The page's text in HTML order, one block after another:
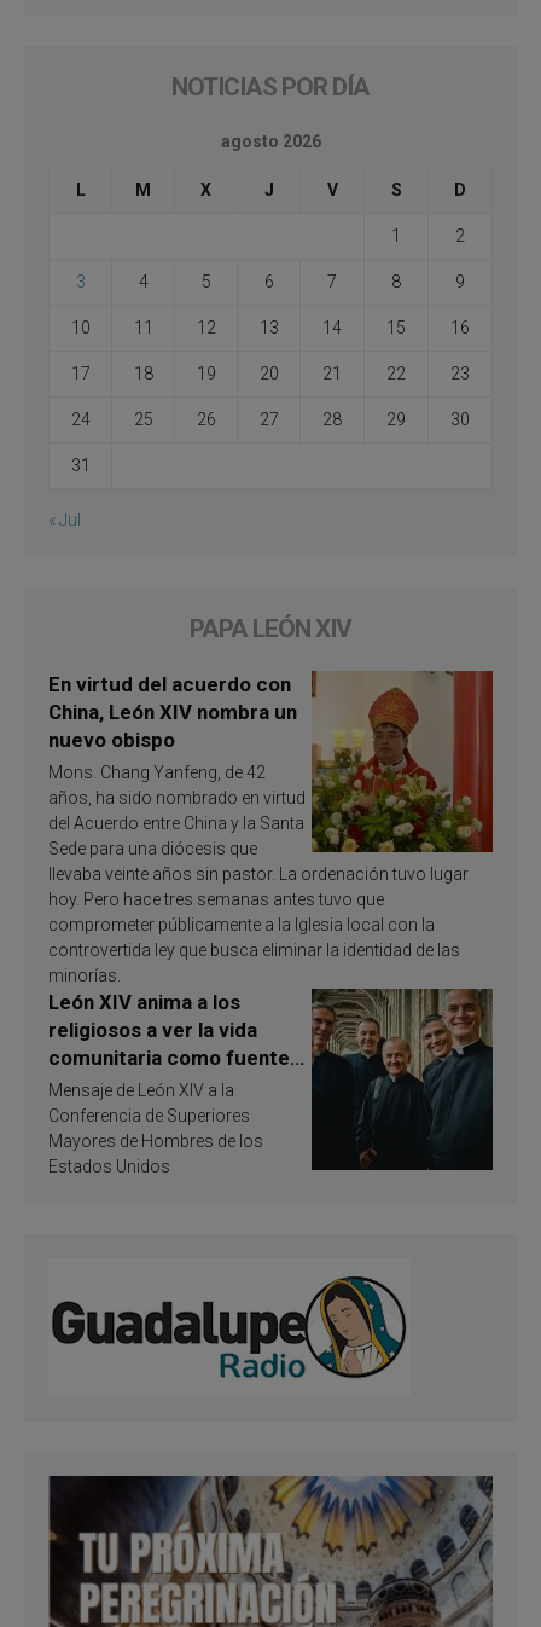
NOTICIAS POR DÍA
agosto 2026
L M X J V S D
1 2
3 4 5 6 7 8 9
10 11 12 13 14 15 16
17 18 19 20 21 22 23
24 25 26 27 28 29 30
31
« Jul
PAPA LEÓN XIV
En virtud del acuerdo con
China, León XIV nombra un
nuevo obispo
Mons. Chang Yanfeng, de 42
años, ha sido nombrado en virtud
del Acuerdo entre China y la Santa
Sede para una diócesis que
llevaba veinte años sin pastor. La ordenación tuvo lugar
hoy. Pero hace tres semanas antes tuvo que
comprometer públicamente a la Iglesia local con la
controvertida ley que busca eliminar la identidad de las
minorías.
León XIV anima a los
religiosos a ver la vida
comunitaria como fuente
de inspiración y
santificación
Mensaje de León XIV a la
Conferencia de Superiores
Mayores de Hombres de los
Estados Unidos